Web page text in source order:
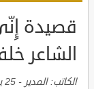
قصيدة
الشاعر
الكاتب:المدير - 25 يونيو, 2022